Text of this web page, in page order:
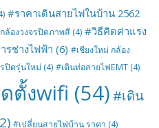
#ราคาเดินสายไฟในบ้าน 2562
ล้องวงจรปิดภาพสี (4) #วิธีคิดค่าแรง
รช่างไฟฟ้า (6) #เชียงใหม่ กล้อง
ปิดรุ่นใหม่ (4) #เดินท่อสายไฟEMT (4)
ตั้งwifi (54) #เดิน
#เปลี่ยนสายไฟบ้าน ราคา (4)